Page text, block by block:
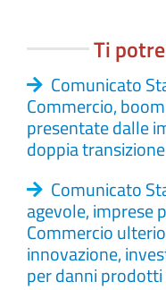
Ti
Comunicato
Commercio,
presentate dalle
doppia
Comunicato
agevole, imprese
Commercio
innovazione,
per danni